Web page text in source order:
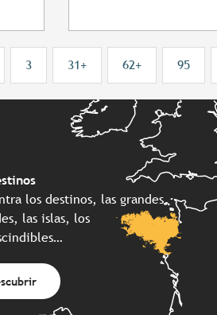
3 31+ 62+ 95
los destinos, las grandes
las islas, los